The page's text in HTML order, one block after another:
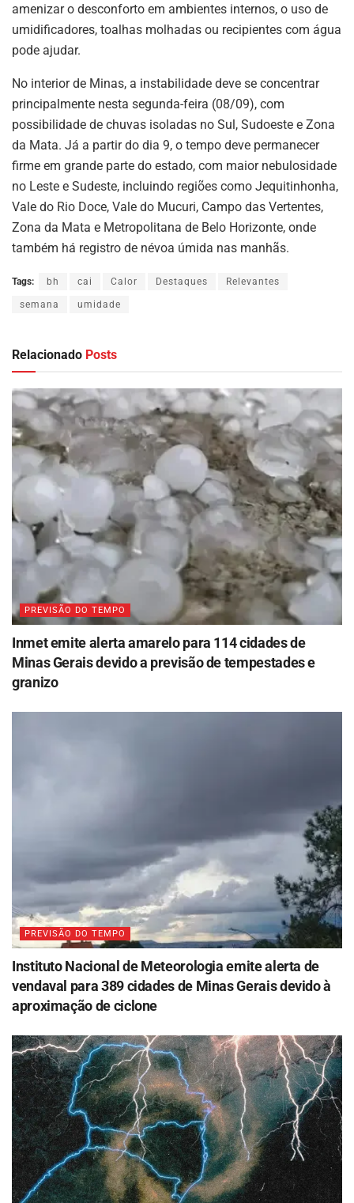
amenizar o desconforto em ambientes internos, o uso de
umidificadores, toalhas molhadas ou recipientes com água
pode ajudar.
No interior de Minas, a instabilidade deve se concentrar
principalmente nesta segunda-feira (08/09), com
possibilidade de chuvas isoladas no Sul, Sudoeste e Zona
da Mata. Já a partir do dia 9, o tempo deve permanecer
firme em grande parte do estado, com maior nebulosidade
no Leste e Sudeste, incluindo regiões como Jequitinhonha,
Vale do Rio Doce, Vale do Mucuri, Campo das Vertentes,
Zona da Mata e Metropolitana de Belo Horizonte, onde
também há registro de névoa úmida nas manhãs.
Tags: bh cai Calor Destaques Relevantes
semana umidade
Relacionado Posts
PREVISÃO DO TEMPO
Inmet emite alerta amarelo para 114 cidades de
Minas Gerais devido a previsão de tempestades e
granizo
PREVISÃO DO TEMPO
Instituto Nacional de Meteorologia emite alerta de
vendaval para 389 cidades de Minas Gerais devido à
aproximação de ciclone